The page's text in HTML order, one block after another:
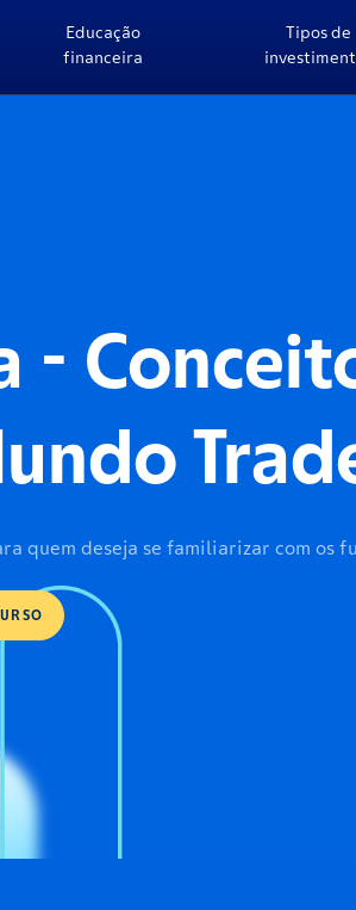
Educação
financeira
Tipos de
-
quem deseja se familiarizar com os